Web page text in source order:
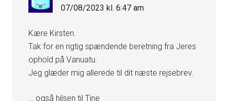
07/08/2023 kl. 6:47 am
Kære Kirsten.
Tak for en rigtig spændende beretning fra Jeres
ophold på Vanuatu.
Jeg glæder mig allerede til dit næste rejsebrev.
… også hilsen til Tine